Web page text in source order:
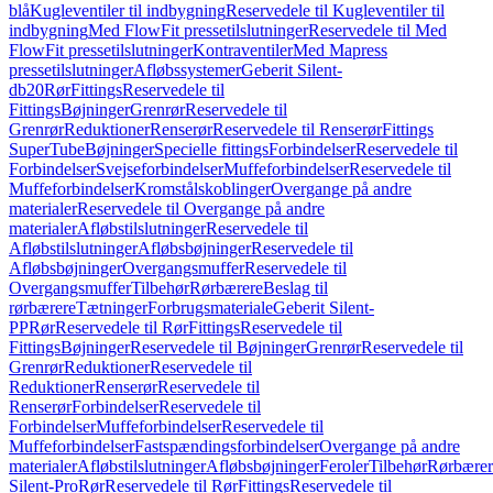
blåKugleventiler til indbygningReservedele til Kugleventiler til
indbygningMed FlowFit pressetilslutningerReservedele til Med
FlowFit pressetilslutningerKontraventilerMed Mapress
pressetilslutningerAfløbssystemerGeberit Silent-
db20RørFittingsReservedele til
FittingsBøjningerGrenrørReservedele til
GrenrørReduktionerRenserørReservedele til RenserørFittings
SuperTubeBøjningerSpecielle fittingsForbindelserReservedele til
ForbindelserSvejseforbindelserMuffeforbindelserReservedele til
MuffeforbindelserKromstålskoblingerOvergange på andre
materialerReservedele til Overgange på andre
materialerAfløbstilslutningerReservedele til
AfløbstilslutningerAfløbsbøjningerReservedele til
AfløbsbøjningerOvergangsmufferReservedele til
OvergangsmufferTilbehørRørbærereBeslag til
rørbærereTætningerForbrugsmaterialeGeberit Silent-
PPRørReservedele til RørFittingsReservedele til
FittingsBøjningerReservedele til BøjningerGrenrørReservedele til
GrenrørReduktionerReservedele til
ReduktionerRenserørReservedele til
RenserørForbindelserReservedele til
ForbindelserMuffeforbindelserReservedele til
MuffeforbindelserFastspændingsforbindelserOvergange på andre
materialerAfløbstilslutningerAfløbsbøjningerFerolerTilbehør
Silent-ProRørReservedele til RørFittingsReservedele til